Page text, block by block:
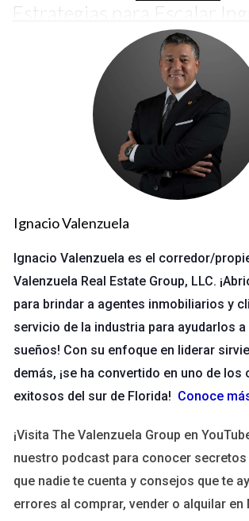
Estrategias para Escalar
Para escalar tus ingresos de manera
implementar ciertas estrategias que te
base sólida. Aquí hay algunas claves que
Caso de Estudio 1:
Imagina a Laura, una diseñadora gráfica que
propio estudio en Orlando. Al principio,
luchaba por conseguir clientes. Sin embargo,
una estructura profesional—como definir
resultados. Laura también comenzó a
sociales para promocionar su trabajo, lo
a más clientes. En menos de un año, pudo
asistentes y expandir su negocio
Caso de Estudio 2: Negocio Digital
Por otro lado, tenemos a Carlos, quien lanzó
necesitaba una estrategia clara para escalar
rápidamente. Implementó un sistema de
eficiente y utilizó herramientas de marketing
a un público más amplio. Además, estableció
Ignacio Valenzuela
Ignacio Valenzuela es el corredor/
Valenzuela Real Estate Group, LLC.
para brindar a agentes inmobiliarios y
servicio de la industria para ayudarlos
sueños! Con su enfoque en liderar
demás, ¡se ha convertido en uno de
exitosos del sur de Florida! Conoce
¡Visita The Valenzuela Group en
nuestro podcast para conocer
que nadie te cuenta y consejos que te
errores al comprar, vender o alquilar en